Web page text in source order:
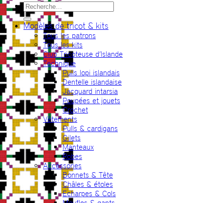
Recherche
pour :
Modèles de tricot & kits
Tous les patrons
Tous les kits
Club Tricoteuse d’Islande
Technique
Pulls lopi islandais
Dentelle islandaise
Jacquard intarsia
Poupées et jouets
Crochet
Vêtements
Pulls & cardigans
Gilets
Manteaux
Robes
Accessories
Bonnets & Tête
Châles & étoles
Echarpes & Cols